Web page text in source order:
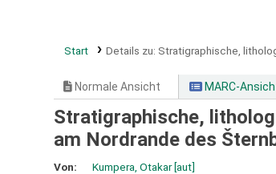
Start Details zu: Stratigraphische,
Normale Ansicht MARC-
Stratigraphische,
am Nordrande des
Von: Kumpera, Otakar[aut]